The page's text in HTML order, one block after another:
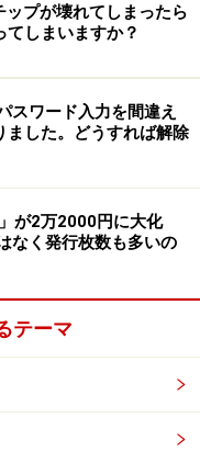
慣れていないせい
に切られちゃったり
ような繊細な前髪ス
しい前髪を楽しめる
に来て、ネットの脱
る人がいないから、
芸能人？って思っち
Kayさん。
ップが壊れてしまったら
てしまいますか？
スワード入力を間違え
ました。どうすれば解除
が2万2000円に大化
なく発行枚数も多いの
テーマ